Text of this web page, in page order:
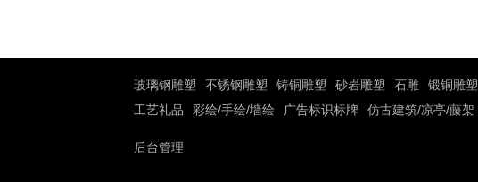
玻璃钢雕塑 不锈钢雕塑 铸铜雕塑 砂岩雕塑 石雕 锻铜雕塑
工艺礼品
彩绘/手绘/墙绘 广告标识标牌 仿古建筑/凉亭/藤架
后台管理